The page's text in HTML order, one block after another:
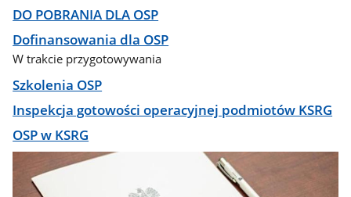
DO POBRANIA DLA OSP
Dofinansowania dla OSP
W trakcie przygotowywania
Szkolenia OSP
Inspekcja gotowości operacyjnej podmiotów KSRG
OSP w KSRG